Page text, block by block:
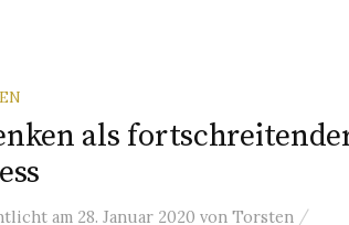
als
am 28. Januar 2020 von Torsten /